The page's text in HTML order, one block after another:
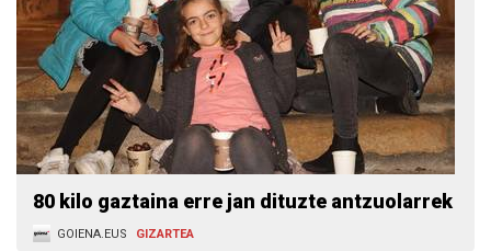
80 kilo gaztaina erre jan dituzte antzuolarrek
GOIENA.EUS GIZARTEA